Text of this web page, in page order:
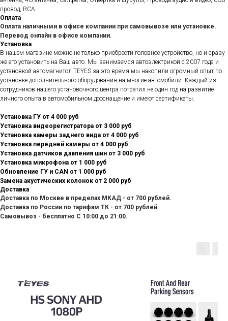
провод, RCA
Оплата
Оплата наличными в офисе компании при самовывозе или установке.
Перевод онлайн в офисе компании.
Установка
В нашем магазине можно не только приобрести головное устройство, но и сразу
же его установить на Ваш авто. Мы занимаемся автоэлектрикой с 2007 года и
установкой автомагнитол TEYES за это время мы накопили огромный опыт по
установке дополнительного оборудования на многие автомобили. Каждый из
сотрудников нашего установочного центра потратил не один год на развитие
личного опыта в автомобильном дооснащение и имеют сертификаты.
Установка ГУ от 4 000 руб
Установка видеорегистратора от 3 000 руб
Установка камеры заднего вида от 4 000 руб
Установка передней камеры от 4 000 руб
Установка датчиков давления шин от 3 000 руб
Установка микрофона от 1 000 руб
Обновление ГУ и CAN от 1 000 руб
Замена акустических колонок от 2 000 руб
Доставка
Доставка по Москве в пределах МКАД - от 700 рублей.
Доставка по России по тарифам ТК - от 700 рублей.
Самовывоз - бесплатно С 10:00 до 21:00.